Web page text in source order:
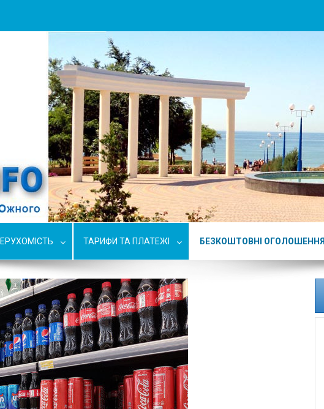
ТАРИФИ ТА ПЛАТЕЖІ БЕЗКОШТОВНІ ОГОЛОШЕННЯ